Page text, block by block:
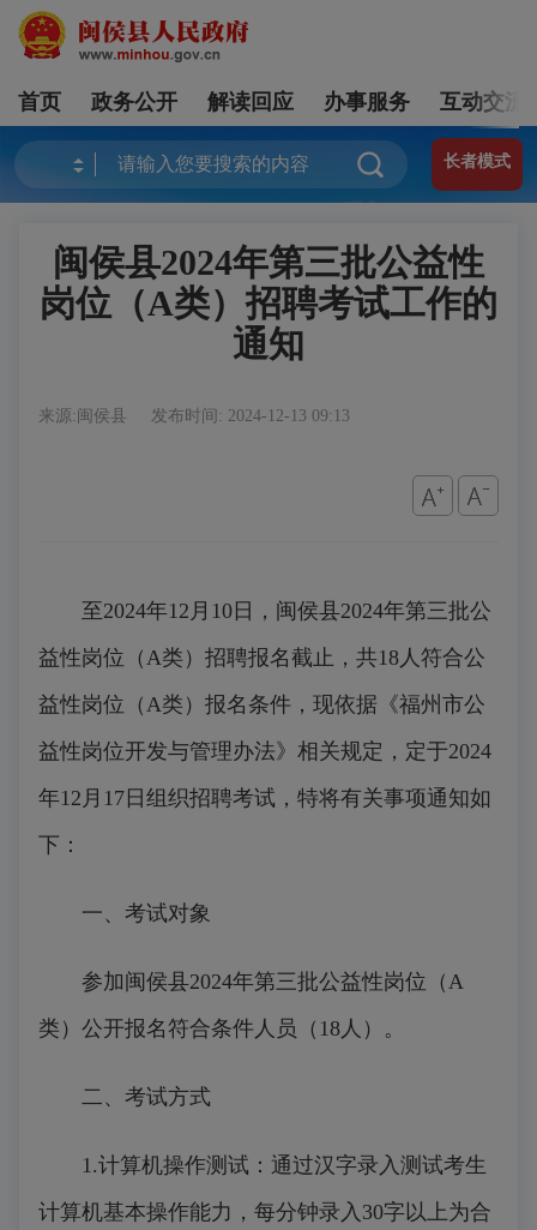
首页 政务公开 解读回应 办事服务 互动交流
长者模式
闽侯县2024年第三批公益性
岗位（A类）招聘考试工作的
通知
来源:闽侯县 发布时间: 2024-12-13 09:13
至2024年12月10日，闽侯县2024年第三批公
益性岗位（A类）招聘报名截止，共18人符合公
益性岗位（A类）报名条件，现依据《福州市公
益性岗位开发与管理办法》相关规定，定于2024
年12月17日组织招聘考试，特将有关事项通知如
下：
一、考试对象
参加闽侯县2024年第三批公益性岗位（A
类）公开报名符合条件人员（18人）。
二、考试方式
1.计算机操作测试：通过汉字录入测试考生
计算机基本操作能力，每分钟录入30字以上为合